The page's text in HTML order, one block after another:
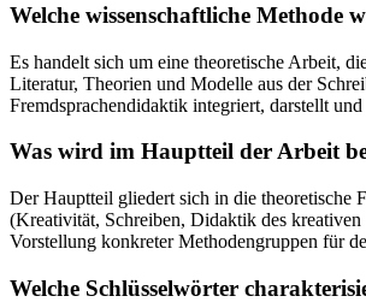
Welche wissenschaftliche Methode
Es handelt sich um eine theoretische Arbeit,
Literatur, Theorien und Modelle aus der
Fremdsprachendidaktik integriert, darstellt
Was wird im Hauptteil der Arbeit
Der Hauptteil gliedert sich in die theoretische
(Kreativität, Schreiben, Didaktik des kreativen
Vorstellung konkreter Methodengruppen für
Welche Schlüsselwörter